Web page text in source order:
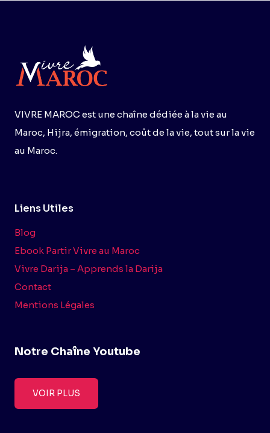
VIVRE MAROC est une chaîne dédiée à la vie au
Maroc, Hijra, émigration, coût de la vie, tout sur la vie
au Maroc.
Liens Utiles
Blog
Ebook Partir Vivre au Maroc
Vivre Darija – Apprends la Darija
Contact
Mentions Légales
Notre Chaîne Youtube
VOIR PLUS